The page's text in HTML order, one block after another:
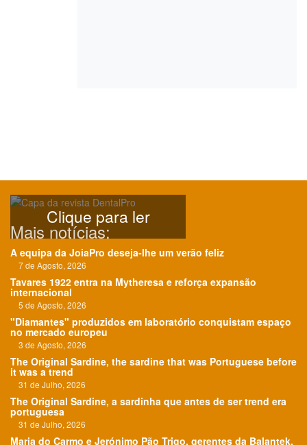
Clique para ler
Mais notícias:
A equipa da JoiaPro deseja-lhe um verão feliz
7 de Agosto, 2026
Tavares 1922 entra na Mytheresa e reforça expansão
internacional
5 de Agosto, 2026
"Diamantes" produzidos em laboratório conquistam espaço
no mercado europeu
3 de Agosto, 2026
The Original Sardine, the sardine that was Portuguese before
it was a trend
31 de Julho, 2026
The Original Sardine, a sardinha que antes de ser trend era
portuguesa
31 de Julho, 2026
Maria do Carmo e Jerónimo Pão Trigo, gerentes da Balantek,